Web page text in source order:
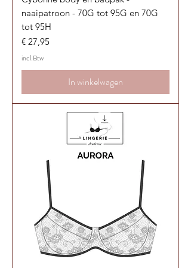
naaipatroon - 70G tot 95G en 70G
tot 95H
Prijs
€ 27,95
incl.Btw
In winkelwagen